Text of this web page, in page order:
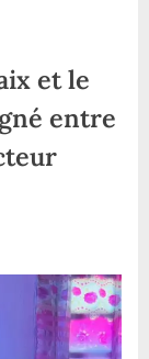
et le
entre